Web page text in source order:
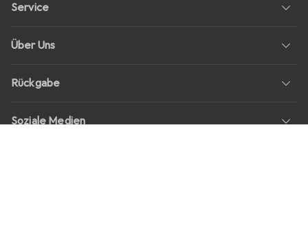
Service
Über Uns
Rückgabe
Soziale Medien